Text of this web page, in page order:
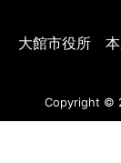
大館市役所
Copyright ©